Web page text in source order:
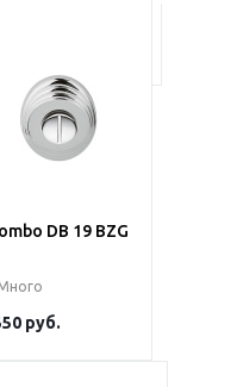
DB 19 BZG
руб.